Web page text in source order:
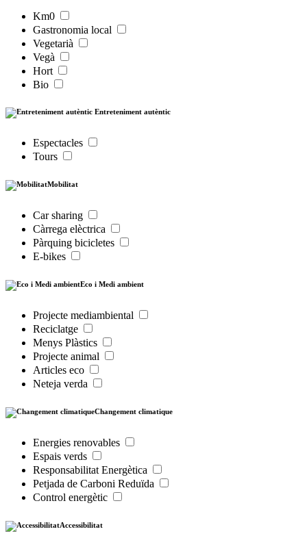
Km0
Gastronomia local
Vegetarià
Vegà
Hort
Bio
Entreteniment autèntic
Espectacles
Tours
Mobilitat
Car sharing
Càrrega elèctrica
Pàrquing bicicletes
E-bikes
Eco i Medi ambient
Projecte mediambiental
Reciclatge
Menys Plàstics
Projecte animal
Articles eco
Neteja verda
Changement climatique
Energies renovables
Espais verds
Responsabilitat Energètica
Petjada de Carboni Reduïda
Control energètic
Accessibilitat